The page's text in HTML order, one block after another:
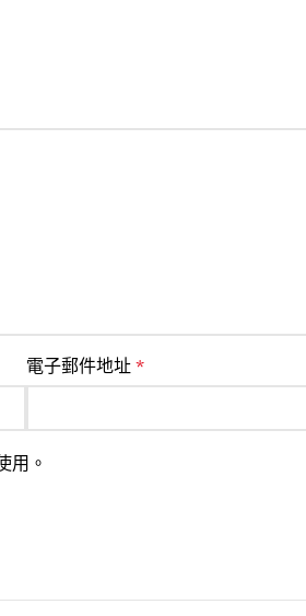
電子郵件地址 *
用。